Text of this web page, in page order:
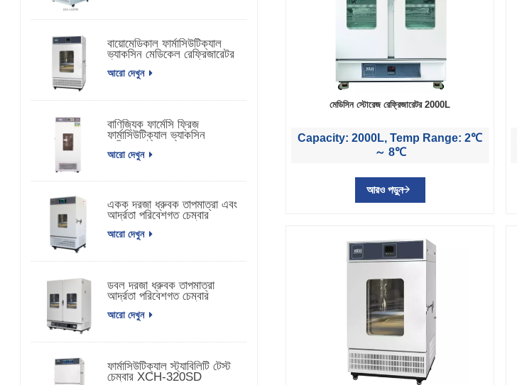
বায়োমেডিকাল ফার্মাসিউটিক্যাল
ভ্যাকসিন মেডিকেল রেফ্রিজারেটর
আরো দেখুন
বাণিজ্যিক ফার্মেসি ফ্রিজ
ফার্মাসিউটিক্যাল ভ্যাকসিন
রেফ্রিজারেটর
আরো দেখুন
একক দরজা ধ্রুবক তাপমাত্রা এবং
আর্দ্রতা পরিবেশগত চেম্বার
আরো দেখুন
ডবল দরজা ধ্রুবক তাপমাত্রা
আর্দ্রতা পরিবেশগত চেম্বার
আরো দেখুন
ফার্মাসিউটিক্যাল স্ট্যাবিলিটি টেস্ট
চেম্বার XCH-320SD
মেডিসিন স্টোরেজ রেফ্রিজারেটর 2000L
Capacity: 2000L, Temp Range: 2℃
～ 8℃
আরও পড়ুন